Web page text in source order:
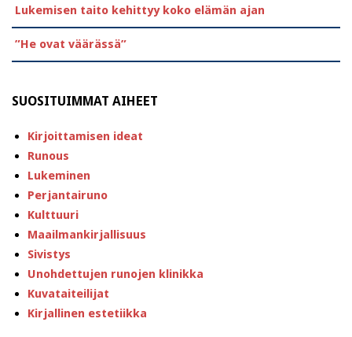
Lukemisen taito kehittyy koko elämän ajan
”He ovat väärässä”
SUOSITUIMMAT AIHEET
Kirjoittamisen ideat
Runous
Lukeminen
Perjantairuno
Kulttuuri
Maailmankirjallisuus
Sivistys
Unohdettujen runojen klinikka
Kuvataiteilijat
Kirjallinen estetiikka